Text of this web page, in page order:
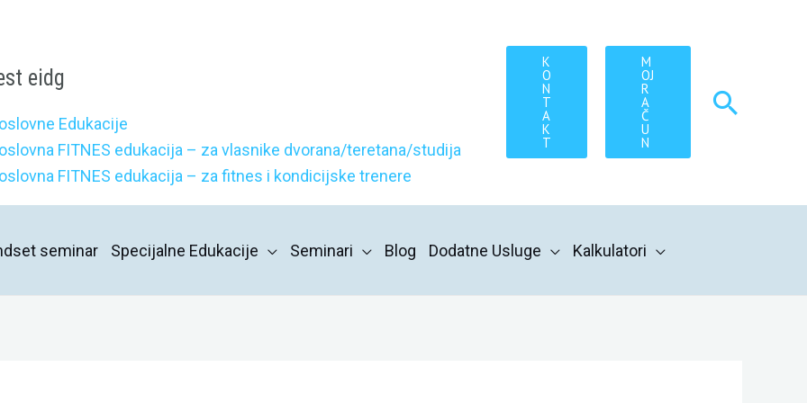
eidg
Edukacije
FITNES edukacija – za vlasnike dvorana/teretana/studija
FITNES edukacija – za fitnes i kondicijske trenere
K
O
N
T
A
K
T
M
OJ
R
A
Č
U
N
seminar Specijalne Edukacije Seminari Blog Dodatne Usluge Kalkulatori